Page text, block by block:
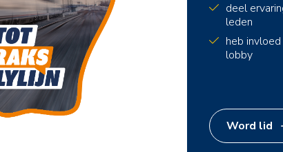
deel
leden
heb
lobby
Word lid